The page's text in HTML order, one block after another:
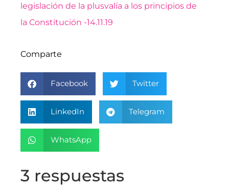
legislación de la plusvalía a los principios de
la Constitución -14.11.19
Comparte
Facebook Twitter
LinkedIn Telegram
WhatsApp
3 respuestas